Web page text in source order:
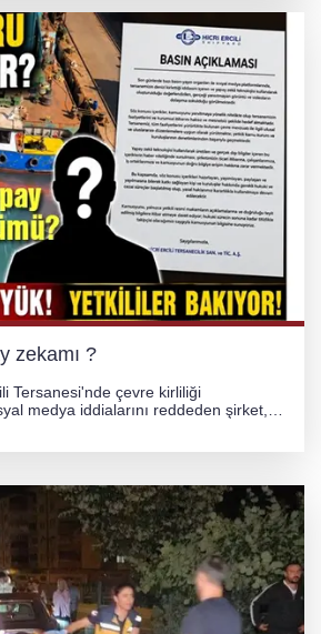
KÖPRÜSÜ'NDE PANİK!
MARMARA OTOYOLU İMAR
ASKIDA!
MARMARA OTOYOLU İMAR
ASKIDA!
PARÇA ESER ELE GEÇİRİLDİ
zekamı ?
Tersanesi'nde çevre kirliliği
medya iddialarını reddeden şirket,